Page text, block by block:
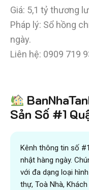
Giá: 5,1 tỷ thương
Pháp lý: Sổ hồng
ngày.
Liên hệ: 0909 719
Tiết kiệmhơn 90%
và kiếm được
đội ngũ chuyên gia
Trên
Nhanh
Sản Số #1
Kênh thông tin số
nhật hàng ngày.
với đa dạng loại
thự, Toà Nhà,